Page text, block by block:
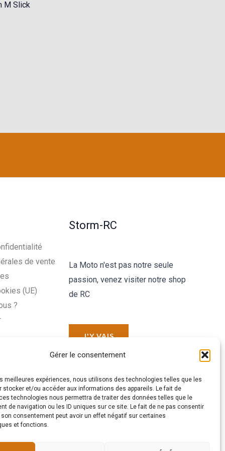
Gérer le consentement
meilleures expériences, nous utilisons des technologies telles que les
stocker et/ou accéder aux informations des appareils. Le fait de
technologies nous permettra de traiter des données telles que le
de navigation ou les ID uniques sur ce site. Le fait de ne pas consentir
son consentement peut avoir un effet négatif sur certaines
et fonctions.
M Slick
de vente
(UE)
?
Storm-RC
La Moto n'est pas notre seule
passion, venez visiter notre shop
de RC
J'Y VAIS